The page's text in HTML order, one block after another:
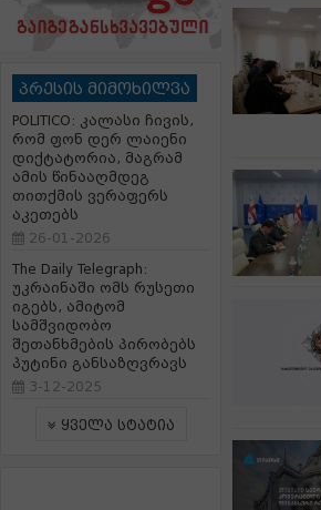
პრესის მიმოხილვა
POLITICO: კალასი ჩივის,
რომ ფონ დერ ლაიენი
დიქტატორია, მაგრამ
ამის წინააღმდეგ
თითქმის ვერაფერს
აკეთებს
26-01-2026
The Daily Telegraph:
უკრაინაში ომს რუსეთი
იგებს, ამიტომ
სამშვიდობო
შეთანხმების პირობებს
პუტინი განსაზღვრავს
3-12-2025
ყველა სტატია